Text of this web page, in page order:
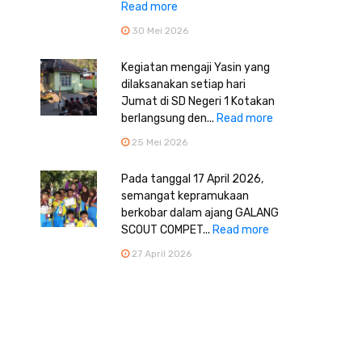
Read more
30 Mei 2026
Kegiatan mengaji Yasin yang
dilaksanakan setiap hari
Jumat di SD Negeri 1 Kotakan
berlangsung den... Read more
25 Mei 2026
Pada tanggal 17 April 2026,
semangat kepramukaan
berkobar dalam ajang GALANG
SCOUT COMPET... Read more
27 April 2026